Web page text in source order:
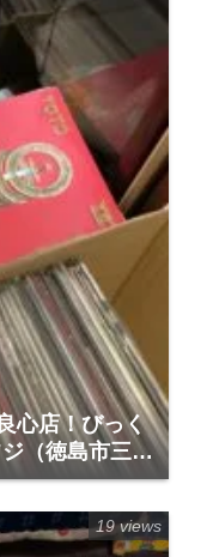
心店！びっく
（徳島市三軒
19 views